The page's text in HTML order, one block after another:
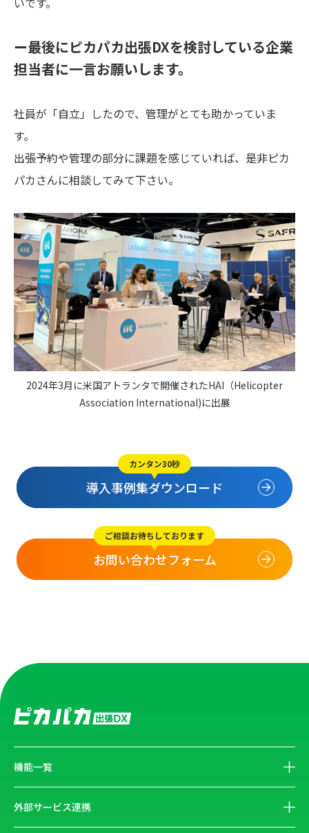
ー最後にピカパカ出張DXを検討している企業
担当者に一言お願いします。
社員が「自立」したので、管理がとても助かっていま
す。
出張予約や管理の部分に課題を感じていれば、是非ピカ
パカさんに相談してみて下さい。
2024年3月に米国アトランタで開催されたHAI（Helicopter
Association International)に出展
カンタン30秒
導入事例集ダウンロード
ご相談お待ちしております
お問い合わせフォーム
機能一覧
外部サービス連携